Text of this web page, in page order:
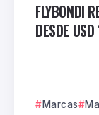
FLYBONDI
DESDE
Marcas